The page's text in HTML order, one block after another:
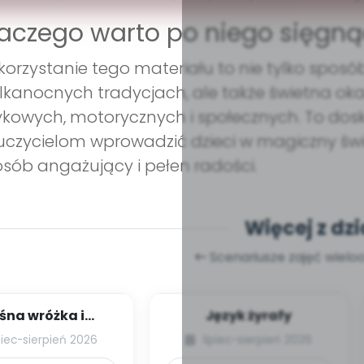
warto po niego
tego materiału to nie tylko
tradycjach, ale także świetna
motorycznych i społecznych. To
wprowadzić dzieci w magiczny
angażujący i pełen radości.
Więcej z
Scenariusze zajęć
wróżka i
sierpień 2026
Język żyrafy